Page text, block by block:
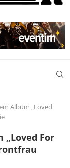
Album „Loved
„Loved For